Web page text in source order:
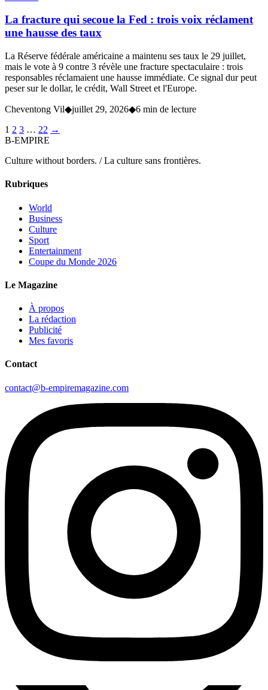
La fracture qui secoue la Fed : trois voix réclament
une hausse des taux
La Réserve fédérale américaine a maintenu ses taux le 29 juillet,
mais le vote à 9 contre 3 révèle une fracture spectaculaire : trois
responsables réclamaient une hausse immédiate. Ce signal dur peut
peser sur le dollar, le crédit, Wall Street et l'Europe.
Cheventong Vil◆juillet 29, 2026◆6 min de lecture
1 2 3 … 22 →
B-EMPIRE
Culture without borders. / La culture sans frontières.
Rubriques
World
Business
Culture
Sport
Entertainment
Coupe du Monde 2026
Le Magazine
À propos
La rédaction
Publicité
Mes favoris
Contact
contact@b-empiremagazine.com